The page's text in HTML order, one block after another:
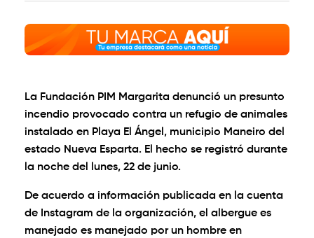
La Fundación PIM Margarita denunció un presunto
incendio provocado contra un refugio de animales
instalado en Playa El Ángel, municipio Maneiro del
estado Nueva Esparta. El hecho se registró durante
la noche del lunes, 22 de junio.
De acuerdo a información publicada en la cuenta
de Instagram de la organización, el albergue es
manejado es manejado por un hombre en